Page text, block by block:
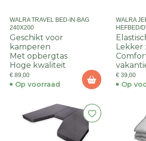
WALRA TRAVEL BED-IN-BAG
240X200
Geschikt voor
kamperen
Met opbergtas
Hoge kwaliteit
€ 89,00
Op voorraad
WALRA
HEFBED/
Lekker
€ 39,00
Op